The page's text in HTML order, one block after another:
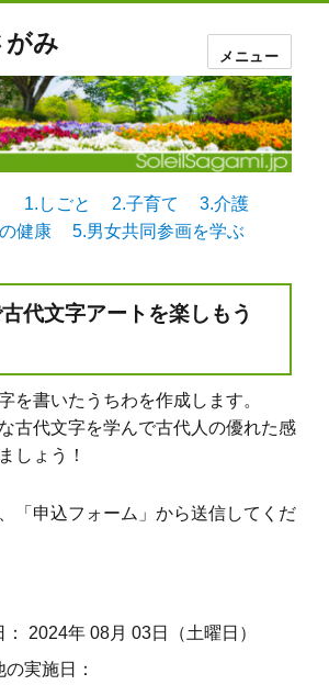
がみ メニュー
1.しごと 2.子育て
3.介護
健康
5.男女共同参画を学ぶ
代文字アートを楽しもう
を書いたうちわを作成します。
古代文字を学んで古代人の優れた感
しょう！
「申込フォーム」から送信してくだ
： 2024年 08月 03日（土曜日）
の実施日：